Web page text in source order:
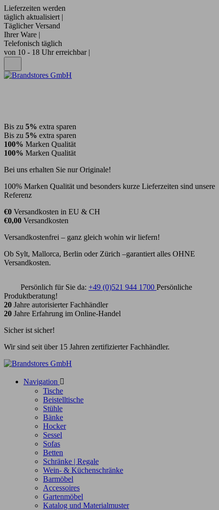
Lieferzeiten werden
täglich aktualisiert |
Täglicher Versand
Ihrer Ware |
Telefonisch täglich
von 10 - 18 Uhr erreichbar |
Bis zu 5% extra sparen
Bis zu 5% extra sparen
100% Marken Qualität
100% Marken Qualität
Bei uns erhalten Sie nur Originale!
100% Marken Qualität und besonders kurze Lieferzeiten sind unsere
Referenz
€0 Versandkosten in EU & CH
€0,00 Versandkosten
Versandkostenfrei – ganz gleich wohin wir liefern!
Ob Sylt, Mallorca, Berlin oder Zürich –garantiert alles OHNE
Versandkosten.
Persönlich für Sie da: +49 (0)521 944 1700 Persönliche
Produktberatung!
20 Jahre autorisierter Fachhändler
20 Jahre Erfahrung im Online-Handel
Sicher ist sicher!
Wir sind seit über 15 Jahren zertifizierter Fachhändler.
Navigation 
Tische
Beistelltische
Stühle
Bänke
Hocker
Sessel
Sofas
Betten
Schränke | Regale
Wein- & Küchenschränke
Barmöbel
Accessoires
Gartenmöbel
Katalog und Materialmuster